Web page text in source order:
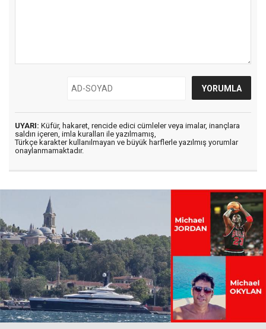
UYARI: Küfür, hakaret, rencide edici cümleler veya imalar, inançlara
saldırı içeren, imla kuralları ile yazılmamış,
Türkçe karakter kullanılmayan ve büyük harflerle yazılmış yorumlar
onaylanmamaktadır.